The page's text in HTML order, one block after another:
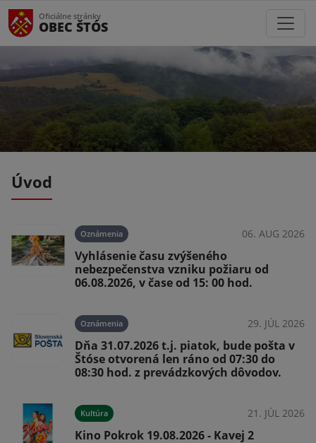
Oficiálne stránky
OBEC ŠTÓS
Úvod
Oznámenia 06. AUG 2026
Vyhlásenie času zvýšeného
nebezpečenstva vzniku požiaru od
06.08.2026, v čase od 15: 00 hod.
Oznámenia 29. JÚL 2026
Dňa 31.07.2026 t.j. piatok, bude pošta v
Štóse otvorená len ráno od 07:30 do
08:30 hod. z prevádzkových dôvodov.
Kultúra 21. JÚL 2026
Kino Pokrok 19.08.2026 - Kavej 2